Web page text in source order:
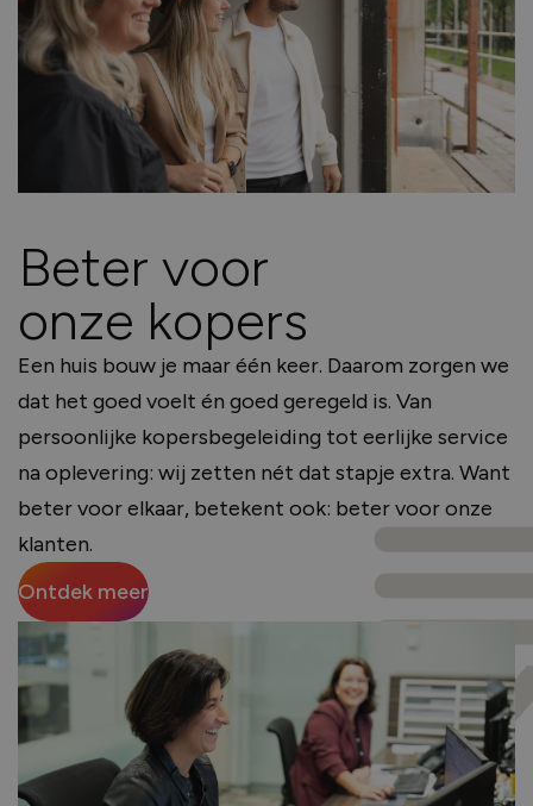
Beter voor
onze kopers
Een huis bouw je maar één keer. Daarom zorgen we
dat het goed voelt én goed geregeld is. Van
persoonlijke kopersbegeleiding tot eerlijke service
na oplevering: wij zetten nét dat stapje extra. Want
beter voor elkaar, betekent ook: beter voor onze
klanten.
Ontdek meer